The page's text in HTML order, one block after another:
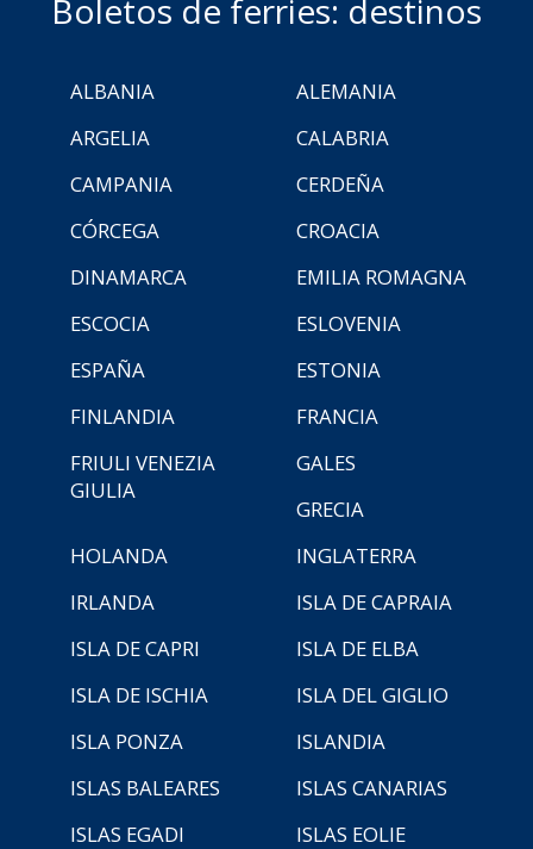
Boletos de ferries: destinos
ALBANIA
ALEMANIA
ARGELIA
CALABRIA
CAMPANIA
CERDEÑA
CÓRCEGA
CROACIA
DINAMARCA
EMILIA ROMAGNA
ESCOCIA
ESLOVENIA
ESPAÑA
ESTONIA
FINLANDIA
FRANCIA
FRIULI VENEZIA
GIULIA
GALES
GRECIA
HOLANDA
INGLATERRA
IRLANDA
ISLA DE CAPRAIA
ISLA DE CAPRI
ISLA DE ELBA
ISLA DE ISCHIA
ISLA DEL GIGLIO
ISLA PONZA
ISLANDIA
ISLAS BALEARES
ISLAS CANARIAS
ISLAS EGADI
ISLAS EOLIE